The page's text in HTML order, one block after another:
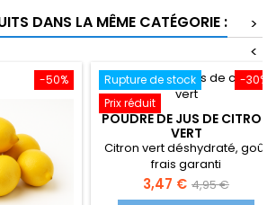
DANS LA MÊME CATÉGORIE :
>
<
-50% -30%
Rupture de stock
Prix réduit
POUDRE DE JUS DE CITRON
VERT
Citron vert déshydraté, goût
frais garanti
Prix
3,47 € Prix
4,95 €